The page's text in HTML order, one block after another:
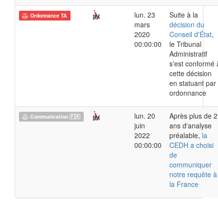
Ordonnance TA
lun. 23
mars
2020
00:00:00
Suite à la
décision du
Conseil d'État,
le Tribunal
Administratif
s'est conformé
cette décision
en statuant par
ordonnance
Communication 🇫🇷
lun. 20
juin
2022
00:00:00
Après plus de 2
ans d'analyse
préalable, la
CEDH a choisi
de
communiquer
notre requête à
la France